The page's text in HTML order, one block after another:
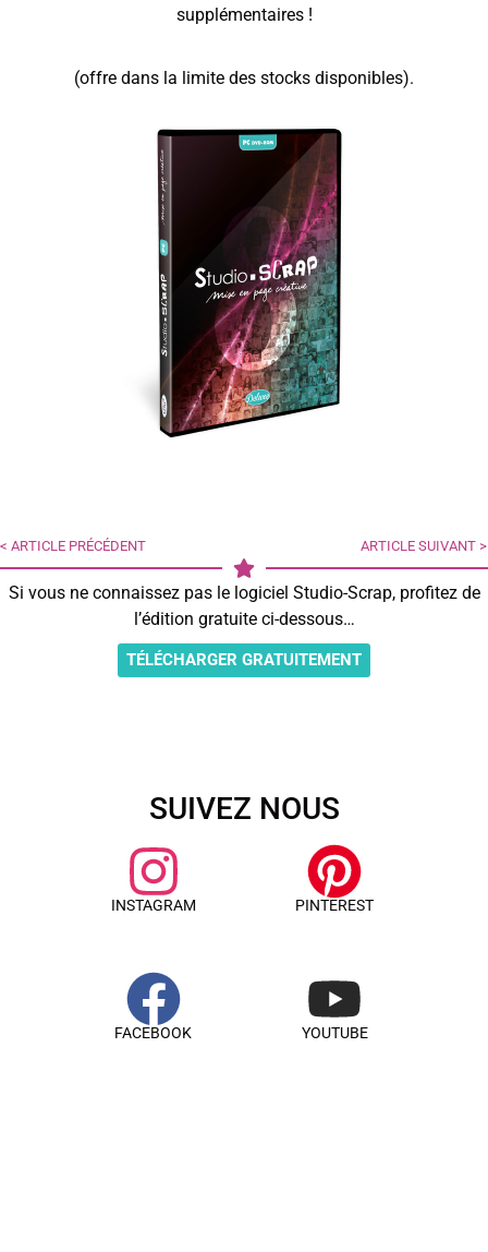
supplémentaires !
(offre dans la limite des stocks disponibles).
< ARTICLE PRÉCÉDENT ARTICLE SUIVANT >
Si vous ne connaissez pas le logiciel Studio-Scrap, profitez de
l’édition gratuite ci-dessous…
TÉLÉCHARGER GRATUITEMENT
SUIVEZ NOUS
INSTAGRAM
FACEBOOK
PINTEREST
YOUTUBE